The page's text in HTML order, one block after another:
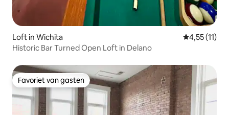
Loft in Wichita Gemiddelde
4,55 (11)
Historic Bar Turned Open Loft in Delano
Favoriet van gasten
Favoriet van gasten